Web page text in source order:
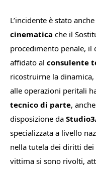
L’incidente è stato
cinematica che il
procedimento penale, il
affidato al consulente
ricostruirne la
alle operazioni peritali
tecnico di parte,
disposizione da
specializzata a livello
nella tutela dei diritti
vittima si sono rivolti,